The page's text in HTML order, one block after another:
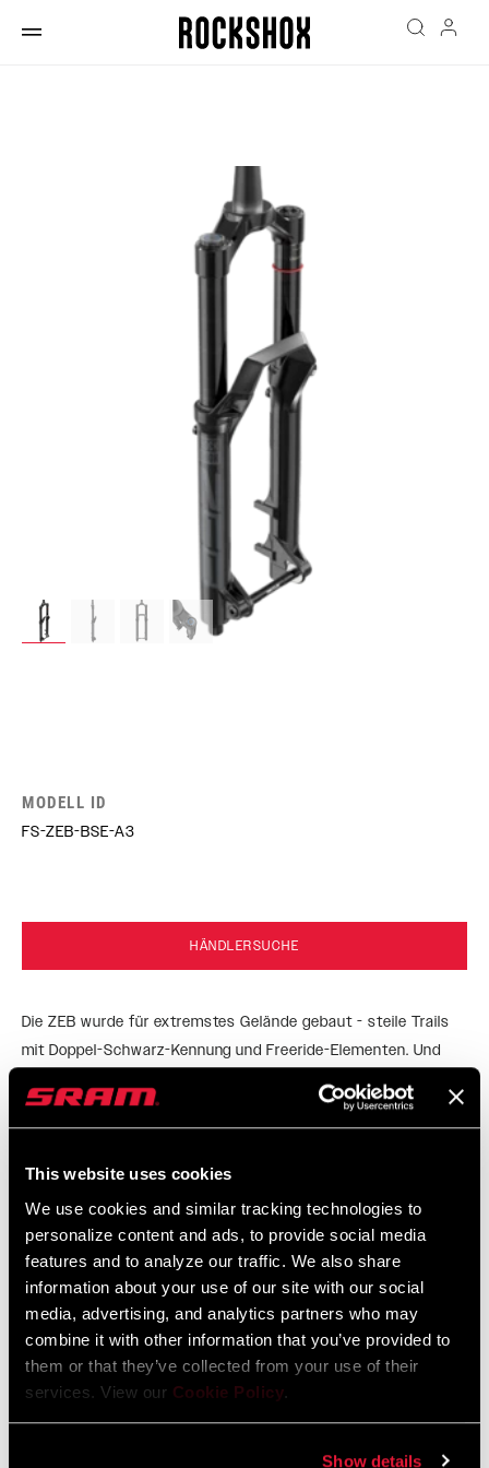
This website uses cookies
We use cookies and similar tracking technologies to
personalize content and ads, to provide social media
features and to analyze our traffic. We also share
information about your use of our site with our social
media, advertising, and analytics partners who may
combine it with other information that you’ve provided to
them or that they’ve collected from your use of their
services. View our Cookie Policy.
Show details
MODELL ID
FS-ZEB-BSE-A3
HÄNDLERSUCHE
Die ZEB wurde für extremstes Gelände gebaut - steile Trails
mit Doppel-Schwarz-Kennung und Freeride-Elementen. Und
wenn du magst, kannst du mit ihr auch wieder rauf
pedallieren. Die Delta RC-Dämpfung verfügt über einen intuitiv
zu bedienenden Druckstufen-Einsteller, mit dem das Setup
schnell, leicht verständlich und kommunizierbar wird. Die ZEB
selbstbewusst ihre Line nicht nur auszuwählen, sondern sie
auch zu halten - egal wie extrem der Trail auch ist.
EIGENSCHAFTEN
NEU Die Delta RC-Dämpfung mit einfach einzustellender
Druckstufe und unabhängiger Zugstufe bietet intuitive
Regler und eine fast lautlose Performance, damit du dich
auf den Trail konzentrieren kannst.
DebonAir+-Luftfeder mit idealer Balance aus Sensibilität
bei kleinen Schlägen und vollen Gegenhalt im mittleren und
letzten Federwegsbereich, damit jeder Fahrer sich auch im